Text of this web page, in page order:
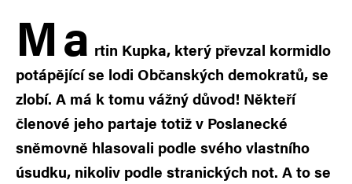
Ma rtin Kupka, který převzal kormidlo
potápějící se lodi Občanských demokratů, se
zlobí. A má k tomu vážný důvod! Někteří
členové jeho partaje totiž v Poslanecké
sněmovně hlasovali podle svého vlastního
úsudku, nikoliv podle stranických not. A to se